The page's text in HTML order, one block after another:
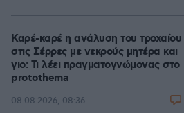
Καρέ-καρέ η ανάλυση του τροχαίου
στις Σέρρες με νεκρούς μητέρα και
γιο: Τι λέει πραγματογνώμονας στο
protothema
08.08.2026, 08:36